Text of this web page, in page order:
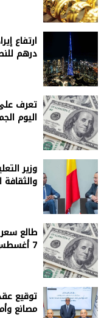
درهم
تعرف
اليوم
وزير
طالع سعر
7 أغسطس 2026
توقيع
مصانع